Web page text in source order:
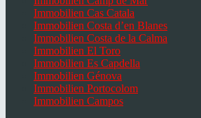
Immobilien Cas Catala
Immobilien Costa d’en Blanes
Immobilien Costa de la Calma
Immobilien El Toro
Immobilien Es Capdella
Immobilien Génova
Immobilien Portocolom
Immobilien Campos